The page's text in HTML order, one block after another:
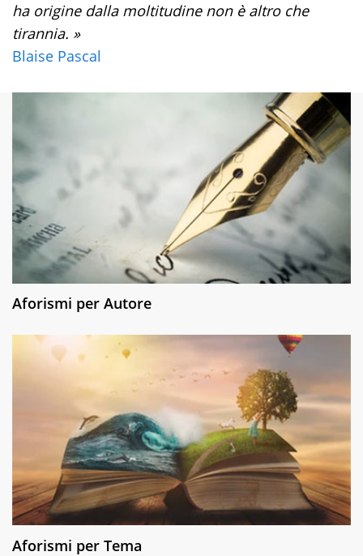
ha origine dalla moltitudine non è altro che
tirannia. »
Blaise Pascal
Aforismi per Autore
Aforismi per Tema